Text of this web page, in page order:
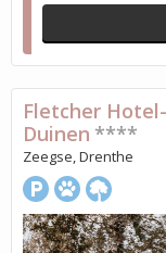
Fletcher
Duinen ****
Zeegse, Drenthe